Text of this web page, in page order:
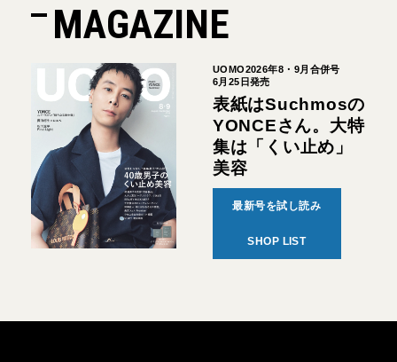
MAGAZINE
UOMO2026年8・9月合併号
6月25日発売
表紙はSuchmosの
YONCEさん。大特
集は「くい止め」
美容
最新号を試し読み
SHOP LIST